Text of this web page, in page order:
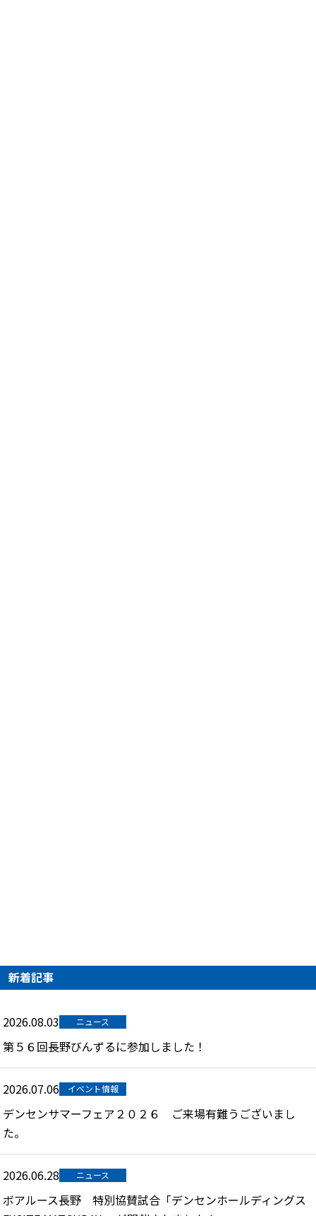
新着記事
2026.08.03 ニュース
第５６回長野びんずるに参加しました！
2026.07.06 イベント情報
デンセンサマーフェア２０２６ ご来場有難うございまし
た。
2026.06.28 ニュース
ボアルース長野 特別協賛試合「デンセンホールディングス